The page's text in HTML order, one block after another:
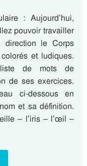
: Aujourd’hui,
pouvoir travailler
direction le Corps
et ludiques.
liste de mots de
de ses exercices.
ci-dessous en
et sa définition.
– l’iris – l’œil –